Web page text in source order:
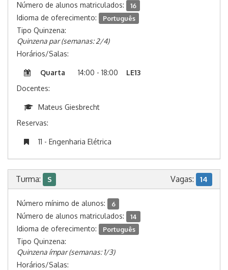
Número de alunos matriculados: 16
Idioma de oferecimento: Português
Tipo Quinzena:
Quinzena par (semanas: 2/4)
Horários/Salas:
Quarta 14:00 - 18:00
LE13
Docentes:
Mateus Giesbrecht
Reservas:
11 - Engenharia Elétrica
Turma: S Vagas: 14
Número mínimo de alunos: 6
Número de alunos matriculados: 14
Idioma de oferecimento: Português
Tipo Quinzena:
Quinzena ímpar (semanas: 1/3)
Horários/Salas: